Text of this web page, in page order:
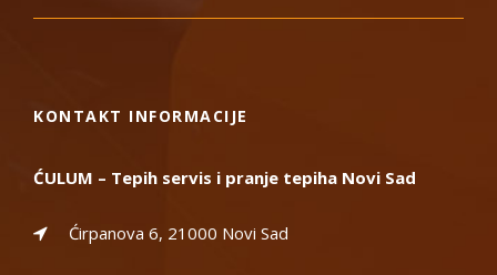
KONTAKT INFORMACIJE
ĆULUM – Tepih servis i pranje tepiha Novi Sad
Ćirpanova 6, 21000 Novi Sad